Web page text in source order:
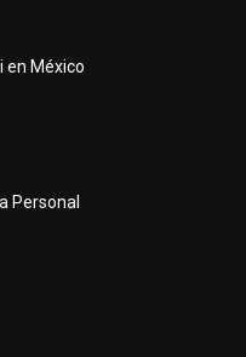
en México
Personal